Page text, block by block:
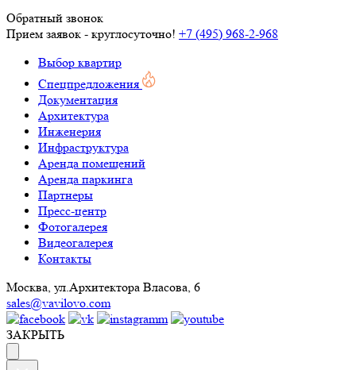
Обратный звонок
Прием заявок - круглосуточно! +7 (495) 968-2-968
Выбор квартир
Спецпредложения
Документация
Архитектура
Инженерия
Инфраструктура
Аренда помещений
Аренда паркинга
Партнеры
Пресс-центр
Фотогалерея
Видеогалерея
Контакты
Москва, ул.Архитектора Власова, 6
sales@vavilovo.com
ЗАКРЫТЬ